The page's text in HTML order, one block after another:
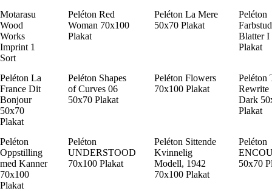
Motarasu
Wood
Works
Imprint 1
Sort
Peléton Red
Woman 70x100
Plakat
Peléton La Mere
50x70 Plakat
Peléton
Blatter I
Plakat
Peléton La
France Dit
Bonjour
50x70
Plakat
Peléton Shapes
of Curves 06
50x70 Plakat
Peléton Flowers
70x100 Plakat
Peléton
Rewrite
Dark
Plakat
Peléton
Oppstilling
med Kanner
70x100
Plakat
Peléton
UNDERSTOOD
70x100 Plakat
Peléton Sittende
Kvinnelig
Modell, 1942
70x100 Plakat
Peléton
50x70